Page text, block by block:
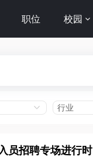
职位 校园
行业
员招聘专场进行时